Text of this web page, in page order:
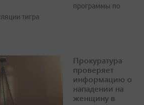
программы по
тигра
Прокуратура
проверяет
информацию о
нападении на
женщину в